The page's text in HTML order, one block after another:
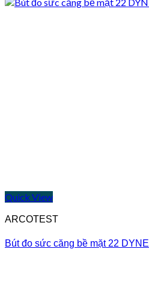
Quick View
ARCOTEST
Bút đo sức căng bề mặt 22 DYNE